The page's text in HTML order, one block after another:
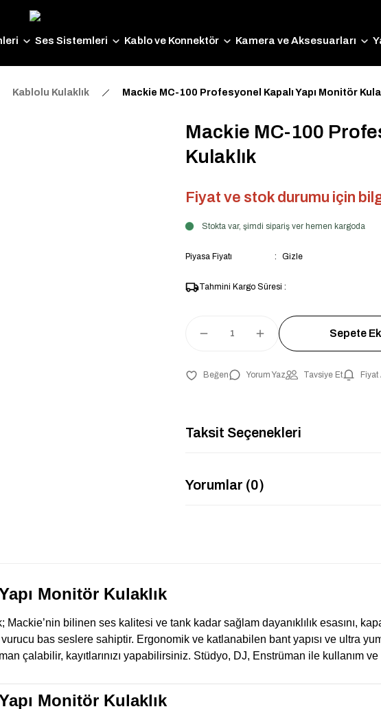
Ses Sistemleri Kablo ve Konnektör Kamera ve Aksesuarları
Kablolu Kulaklık Mackie MC-100 Profesyonel Kapalı Yapı Monitör
Mackie MC-100
Kulaklık
Fiyat ve stok durumu için
Stokta var, şimdi sipariş ver hemen kargoda
Piyasa Fiyatı Gizle
Tahmini Kargo Süresi :
Sepete
Yorum Yaz Tavsiye Et Fiyat
Taksit Seçenekleri
Yorumlar (0)
Monitör Kulaklık
bilinen ses kalitesi ve tank kadar sağlam dayanıklılık esasını,
bas seslere sahiptir. Ergonomik ve katlanabilen bant yapısı ve ultra
çalabilir, kayıtlarınızı yapabilirsiniz. Stüdyo, DJ, Enstrüman ile kullanım
Monitör Kulaklık